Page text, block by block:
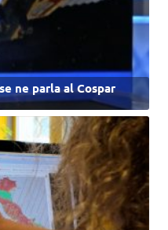
ne parla al Cospar